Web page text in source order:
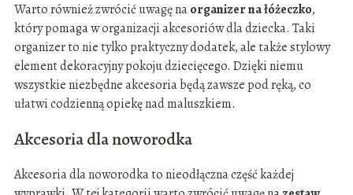
Warto również zwrócić uwagę naorganizer na łóżeczko,
który pomaga w organizacji akcesoriów dla dziecka. Taki
organizer to nie tylko praktyczny dodatek, ale także stylowy
element dekoracyjny pokoju dziecięcego. Dzięki niemu
wszystkie niezbędne akcesoria będą zawsze pod ręką, co
ułatwi codzienną opiekę nad maluszkiem.
Akcesoria dla noworodka
Akcesoria dla noworodka to nieodłączna część każdej